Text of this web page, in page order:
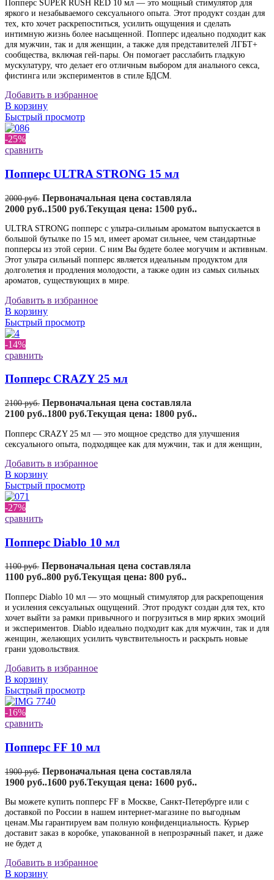
Попперс SUPER RUSH RED 10 мл — это мощный стимулятор для
яркого и незабываемого сексуального опыта. Этот продукт создан для
тех, кто хочет раскрепоститься, усилить ощущения и сделать
интимную жизнь более насыщенной. Попперс идеально подходит как
для мужчин, так и для женщин, а также для представителей ЛГБТ+
сообщества, включая гей-пары. Он помогает расслабить гладкую
мускулатуру, что делает его отличным выбором для анального секса,
фистинга или экспериментов в стиле БДСМ.
Добавить в избранное
В корзину
Быстрый просмотр
-25%
сравнить
Попперс ULTRA STRONG 15 мл
2000руб. Первоначальная цена составляла
2000 руб..1500 руб.Текущая цена: 1500 руб..
ULTRA STRONG попперс с ультра-сильным ароматом выпускается в
большой бутылке по 15 мл, имеет аромат сильнее, чем стандартные
попперсы из этой серии. С ним Вы будете более могучим и активным.
Этот ультра сильный попперс является идеальным продуктом для
долголетия и продления молодости, а также один из самых сильных
ароматов, существующих в мире.
Добавить в избранное
В корзину
Быстрый просмотр
-14%
сравнить
Попперс CRAZY 25 мл
2100руб. Первоначальная цена составляла
2100 руб..1800 руб.Текущая цена: 1800 руб..
Попперс CRAZY 25 мл — это мощное средство для улучшения
сексуального опыта, подходящее как для мужчин, так и для женщин,
Добавить в избранное
В корзину
Быстрый просмотр
-27%
сравнить
Попперс Diablo 10 мл
1100руб. Первоначальная цена составляла
1100 руб..800 руб.Текущая цена: 800 руб..
Попперс Diablo 10 мл — это мощный стимулятор для раскрепощения
и усиления сексуальных ощущений. Этот продукт создан для тех, кто
хочет выйти за рамки привычного и погрузиться в мир ярких эмоций
и экспериментов. Diablo идеально подходит как для мужчин, так и для
женщин, желающих усилить чувствительность и раскрыть новые
грани удовольствия.
Добавить в избранное
В корзину
Быстрый просмотр
-16%
сравнить
Попперс FF 10 мл
1900руб. Первоначальная цена составляла
1900 руб..1600 руб.Текущая цена: 1600 руб..
Вы можете купить попперс FF в Москве, Санкт-Петербурге или с
доставкой по России в нашем интернет-магазине по выгодным
ценам.Мы гарантируем вам полную конфиденциальность. Курьер
доставит заказ в коробке, упакованной в непрозрачный пакет, и даже
не будет д
Добавить в избранное
В корзину